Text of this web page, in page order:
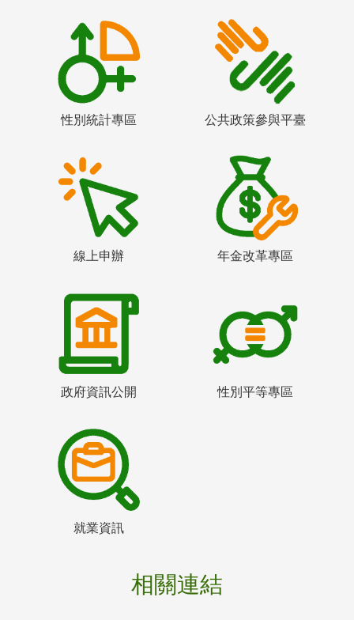
性別統計專區 公共政策參與平臺
線上申辦 年金改革專區
政府資訊公開 性別平等專區
就業資訊
相關連結